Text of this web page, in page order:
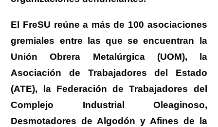
El FreSU reúne a más de 100 asociaciones
gremiales entre las que se encuentran la
Unión Obrera Metalúrgica (UOM), la
Asociación de Trabajadores del Estado
(ATE), la Federación de Trabajadores del
Complejo Industrial Oleaginoso,
Desmotadores de Algodón y Afines de la